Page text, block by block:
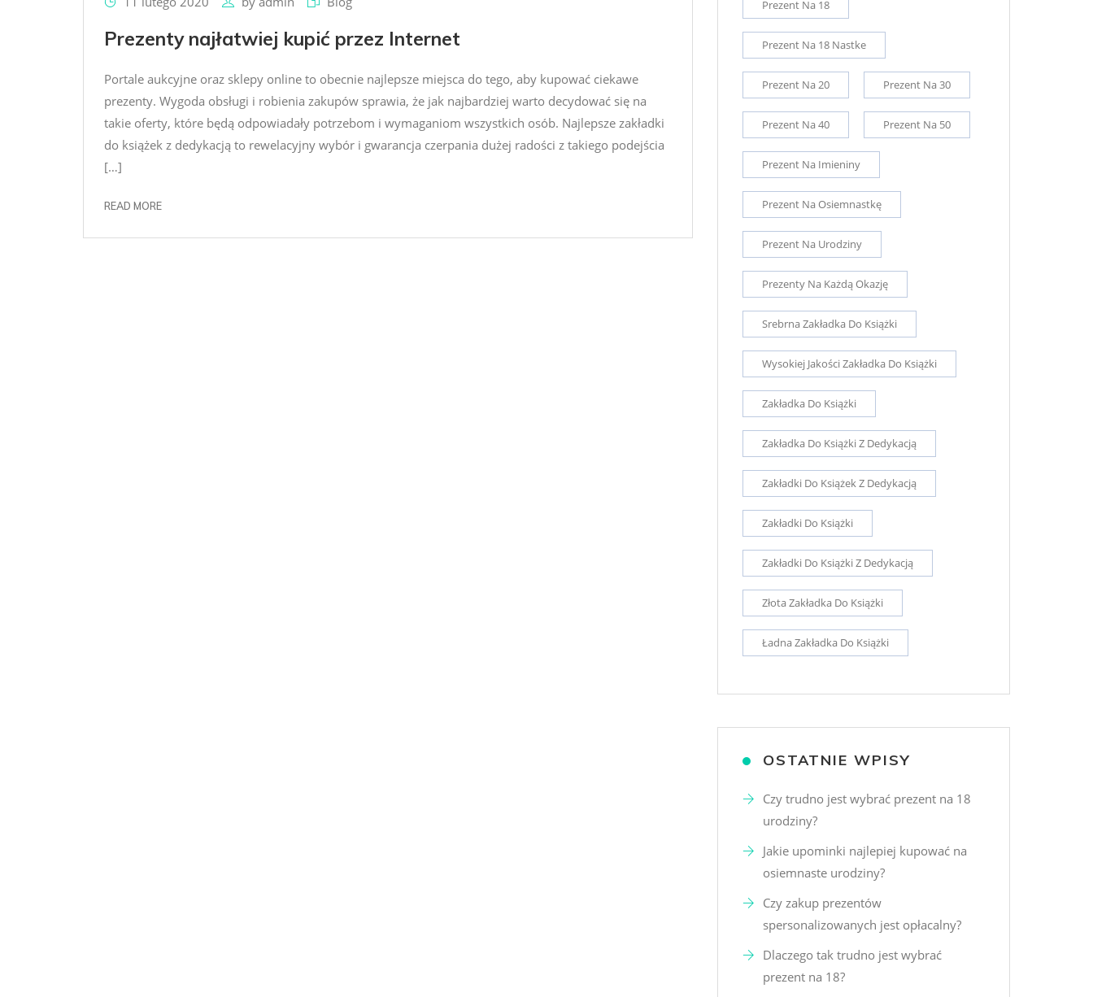
Prezenty najłatwiej kupić przez Internet
Portale aukcyjne oraz sklepy online to obecnie najlepsze miejsca do tego, aby kupować ciekawe
prezenty. Wygoda obsługi i robienia zakupów sprawia, że jak najbardziej warto decydować się na
takie oferty, które będą odpowiadały potrzebom i wymaganiom wszystkich osób. Najlepsze zakładki
do książek z dedykacją to rewelacyjny wybór i gwarancja czerpania dużej radości z takiego podejścia
[…]
READ MORE
Prezent Na 18
Prezent Na 18 Nastke
Prezent Na 20 Prezent Na 30
Prezent Na 40 Prezent Na 50
Prezent Na Imieniny
Prezent Na Osiemnastkę
Prezent Na Urodziny
Prezenty Na Każdą Okazję
Srebrna Zakładka Do Książki
Wysokiej Jakości Zakładka Do Książki
Zakładka Do Książki
Zakładka Do Książki Z Dedykacją
Zakładki Do Książek Z Dedykacją
Zakładki Do Książki
Zakładki Do Książki Z Dedykacją
Złota Zakładka Do Książki
Ładna Zakładka Do Książki
OSTATNIE WPISY
Czy trudno jest wybrać prezent na 18
urodziny?
Jakie upominki najlepiej kupować na
osiemnaste urodziny?
Czy zakup prezentów
spersonalizowanych jest opłacalny?
Dlaczego tak trudno jest wybrać
prezent na 18?